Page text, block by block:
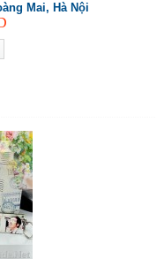
Mai, Hà Nội